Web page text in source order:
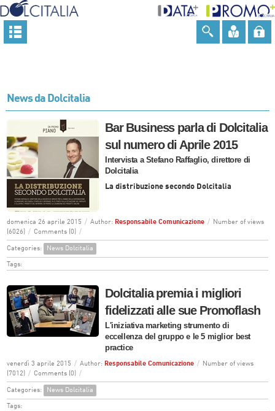
News da Dolcitalia
Bar Business parla di Dolcitalia
sul numero di Aprile 2015
Intervista a Stefano Raffaglio, direttore di
Dolcitalia
La distribuzione secondo Dolcitalia
domenica 26 aprile 2015 / Author: Responsabile Comunicazione /
Number of views
(6026)
/ Comments (0) /
Categories: News Dolcitalia
Tags:
Dolcitalia premia i migliori
fidelizzati alle sue Promoflash
L'iniziativa marketing strumento di
eccellenza del gruppo e le 5 miglior best
practice
venerdì 3 aprile 2015 / Author: Responsabile Comunicazione /
Number of views
(7012)
/ Comments (0) /
Categories: News Dolcitalia
Tags: